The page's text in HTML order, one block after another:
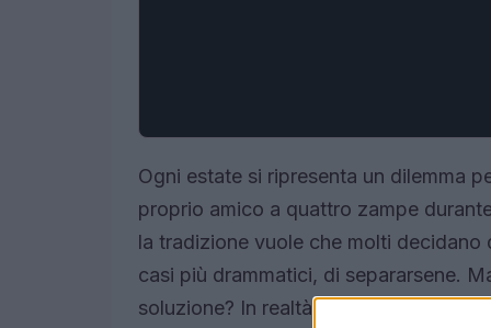
Ogni estate si ripresenta un dilemma
proprio amico a quattro zampe
la tradizione vuole che molti
casi più drammatici, di separarsene.
soluzione? In realtà, esistono